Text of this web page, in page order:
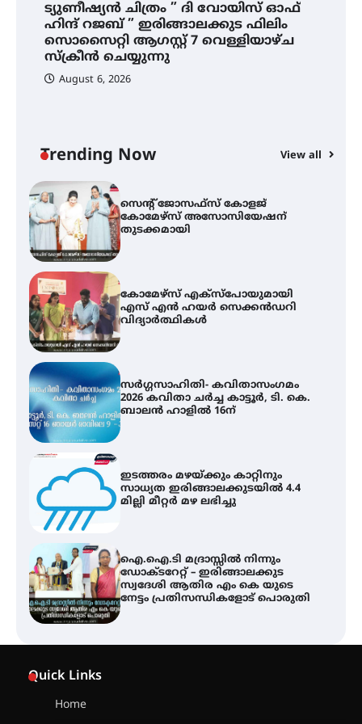
ട്യുണീഷ്യൻ ചിത്രം ” ദി വോയിസ് ഓഫ്
ഹിന്ദ് റജബ് ” ഇരിങ്ങാലക്കുട ഫിലിം
സൊസൈറ്റി ആഗസ്റ്റ് 7 വെള്ളിയാഴ്ച
സ്‌ക്രീൻ ചെയ്യുന്നു
August 6, 2026
Trending Now View all
ട്യുണീഷ്യൻ ചിത്രം ” ദി വോയിസ്
ഓഫ് ഹിന്ദ് റജബ് ” ഇരിങ്ങാലക്കുട
ഫിലിം സൊസൈറ്റി ആഗസ്റ്റ് 7
വെള്ളിയാഴ്ച സ്‌ക്രീൻ ചെയ്യുന്നു
കോമേഴ്സ് എക്സ്പോയുമായി
എസ് എൻ ഹയർ സെക്കൻഡറി
വിദ്യാർത്ഥികൾ
സർഗ്ഗസാഹിതി- കവിതാസംഗമം
2026 കവിതാ ചർച്ച കാട്ടൂർ, ടി. കെ.
ബാലൻ ഹാളിൽ 16ന്
ഇടത്തരം മഴയ്ക്കും കാറ്റിനും
സാധ്യത ഇരിങ്ങാലക്കുടയിൽ 4.4
മില്ലി മീറ്റർ മഴ ലഭിച്ചു
ഐ.ഐ.ടി മദ്രാസ്സിൽ നിന്നും
ഡോക്ടറേറ്റ് – ഇരിങ്ങാലക്കുട
സ്വദേശി ആതിര എം കെ യുടെ
നേട്ടം പ്രതിസന്ധികളോട് പൊരുതി
ട്യുണീഷ്യൻ ചിത്രം ” ദി വോയിസ്
ഓഫ് ഹിന്ദ് റജബ് ” ഇരിങ്ങാലക്കുട
ഫിലിം സൊസൈറ്റി ആഗസ്റ്റ് 7
വെള്ളിയാഴ്ച സ്‌ക്രീൻ ചെയ്യുന്നു
Quick Links
Home